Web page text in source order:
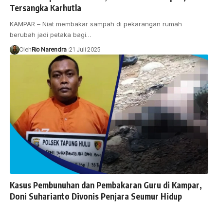
Tersangka Karhutla
KAMPAR – Niat membakar sampah di pekarangan rumah
berubah jadi petaka bagi…
OlehRio Narendra 21 Juli 2025
Kasus Pembunuhan dan Pembakaran Guru di Kampar,
Doni Suharianto Divonis Penjara Seumur Hidup